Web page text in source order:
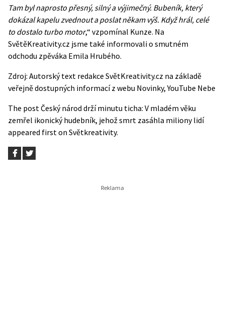
Tam byl naprosto přesný, silný a výjimečný. Bubeník, který
dokázal kapelu zvednout a poslat někam výš. Když hrál, celé
to dostalo turbo motor,“ vzpomínal Kunze. Na
SvětěKreativity.cz jsme také informovali o smutném
odchodu zpěváka Emila Hrubého.
Zdroj: Autorský text redakce SvětKreativity.cz na základě
veřejně dostupných informací z webu Novinky,YouTube Nebe
The postČeský národ drží minutu ticha: V mladém věku
zemřel ikonický hudebník, jehož smrt zasáhla miliony lidí
appeared first on Světkreativity.